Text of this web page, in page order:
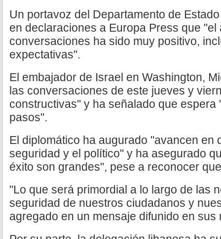
Un portavoz del Departamento de
en declaraciones a Europa Press que "el
conversaciones ha sido muy positivo,
expectativas".
El embajador de Israel en Washington,
las conversaciones de este jueves y
constructivas" y ha señalado que
pasos".
El diplomático ha augurado "avancen en
seguridad y el político" y ha asegurado
éxito son grandes", pese a reconocer
"Lo que será primordial a lo largo de las
seguridad de nuestros ciudadanos y
agregado en un mensaje difunido en sus